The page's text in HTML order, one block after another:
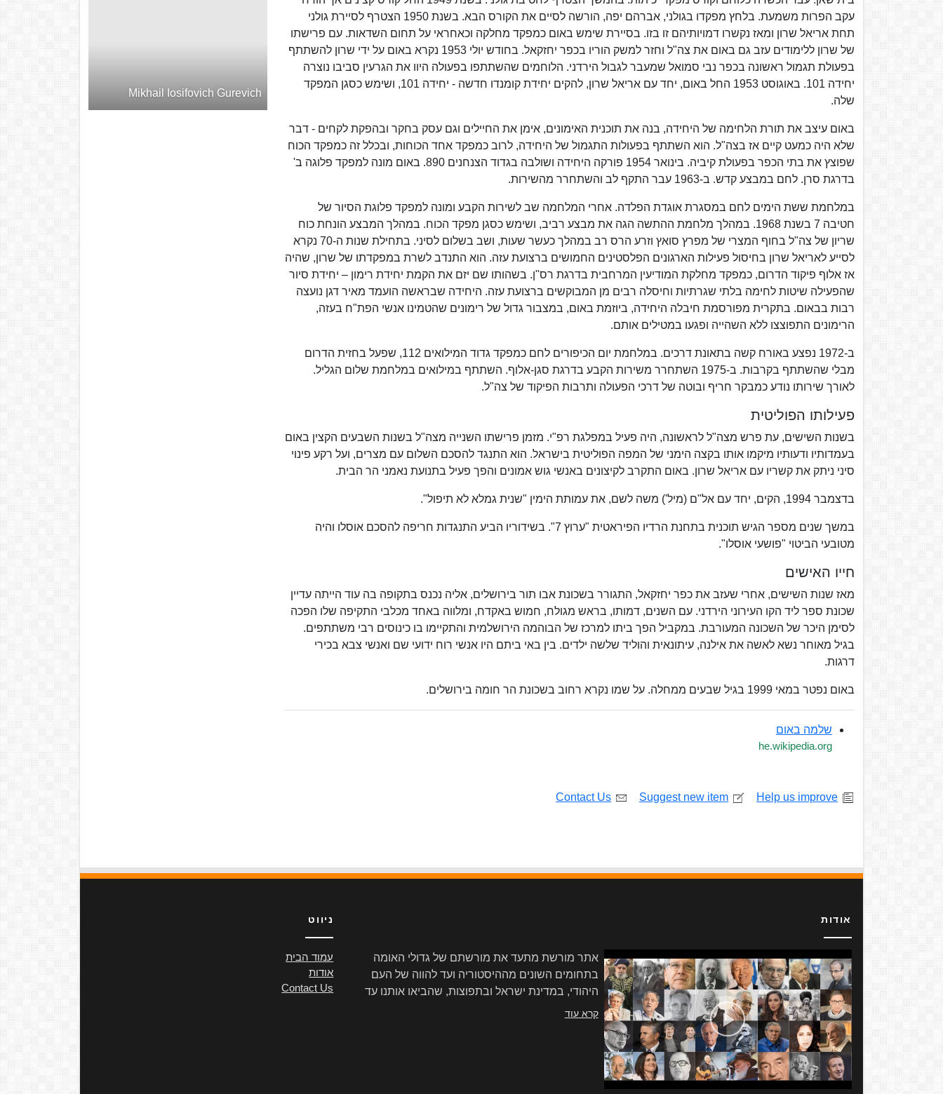
עקב הפרות משמעת. בלחץ מפקדו בגולני, אברהם יפה, הורשה לסיים את הקורס הבא. בשנת 1950 הצטרף לסיירת גולני
תחת אריאל שרון ומאז נקשרו דמויותיהם זו בזו. בסיירת שימש באום כמפקד מחלקה וכאחראי על תחום השדאות. עם פרישתו
של שרון ללימודים עזב גם באום את צה"ל וחזר למשק הוריו בכפר יחזקאל. בחודש יולי 1953 נקרא באום על ידי שרון להשתתף
בפעולת תגמול ראשונה בכפר נבי סמואל שמעבר לגבול הירדני. הלוחמים שהשתתפו בפעולה היוו את הגרעין סביבו נוצרה
יחידה 101. באוגוסט 1953 החל באום, יחד עם אריאל שרון, להקים יחידת קומנדו חדשה - יחידה 101, ושימש כסגן המפקד
שלה.
באום עיצב את תורת הלחימה של היחידה, בנה את תוכנית האימונים, אימן את החיילים וגם עסק בחקר ובהפקת לקחים - דבר
שלא היה כמעט קיים אז בצה"ל. הוא השתתף בפעולות התגמול של היחידה, לרוב כמפקד אחד הכוחות, ובכלל זה כמפקד הכוח
שפוצץ את בתי הכפר בפעולת קיביה. בינואר 1954 פורקה היחידה ושולבה בגדוד הצנחנים 890. באום מונה למפקד פלוגה ב'
בדרגת סרן. לחם במבצע קדש. ב-1963 עבר התקף לב והשתחרר מהשירות.
במלחמת ששת הימים לחם במסגרת אוגדת הפלדה. אחרי המלחמה שב לשירות הקבע ומונה למפקד פלוגת הסיור של
חטיבה 7 בשנת 1968. במהלך מלחמת ההתשה הגה את מבצע רביב, ושימש כסגן מפקד הכוח. במהלך המבצע הונחת כוח
שריון של צה"ל בחוף המצרי של מפרץ סואץ וזרע הרס רב במהלך כעשר שעות, ושב בשלום לסיני. בתחילת שנות ה-70 נקרא
לסייע לאריאל שרון בחיסול פעילות הארגונים הפלסטינים החמושים ברצועת עזה. הוא התנדב לשרת במפקדתו של שרון, שהיה
אז אלוף פיקוד הדרום, כמפקד מחלקת המודיעין המרחבית בדרגת רס"ן. בשהותו שם יזם את הקמת יחידת רימון – יחידת סיור
שהפעילה שיטות לחימה בלתי שגרתיות וחיסלה רבים מן המבוקשים ברצועת עזה. היחידה שבראשה הועמד מאיר דגן נועצה
רבות בבאום. בתקרית מפורסמת חיבלה היחידה, ביוזמת באום, במצבור גדול של רימונים שהטמינו אנשי הפת"ח בעזה,
הרימונים התפוצצו ללא השהייה ופגעו במטילים אותם.
ב-1972 נפצע באורח קשה בתאונת דרכים. במלחמת יום הכיפורים לחם כמפקד גדוד המילואים 112, שפעל בחזית הדרום
מבלי שהשתתף בקרבות. ב-1975 השתחרר משירות הקבע בדרגת סגן-אלוף. השתתף במילואים במלחמת שלום הגליל.
לאורך שירותו נודע כמבקר חריף ובוטה של דרכי הפעולה ותרבות הפיקוד של צה"ל.
פעילותו הפוליטית
בשנות השישים, עת פרש מצה"ל לראשונה, היה פעיל במפלגת רפ"י. מזמן פרישתו השנייה מצה"ל בשנות השבעים הקצין באום
בעמדותיו ודעותיו מיקמו אותו בקצה הימני של המפה הפוליטית בישראל. הוא התנגד להסכם השלום עם מצרים, ועל רקע פינוי
סיני ניתק את קשריו עם אריאל שרון. באום התקרב לקיצונים באנשי גוש אמונים והפך פעיל בתנועת נאמני הר הבית.
בדצמבר 1994, הקים, יחד עם אל"ם (מיל') משה לשם, את עמותת הימין "שנית גמלא לא תיפול".
במשך שנים מספר הגיש תוכנית בתחנת הרדיו הפיראטית "ערוץ 7". בשידוריו הביע התנגדות חריפה להסכם אוסלו והיה
מטובעי הביטוי "פושעי אוסלו".
חייו האישים
מאז שנות השישים, אחרי שעזב את כפר יחזקאל, התגורר בשכונת אבו תור בירושלים, אליה נכנס בתקופה בה עוד הייתה עדיין
שכונת ספר ליד הקו העירוני הירדני. עם השנים, דמותו, בראש מגולח, חמוש באקדח, ומלווה באחד מכלבי התקיפה שלו הפכה
לסימן היכר של השכונה המעורבת. במקביל הפך ביתו למרכז של הבוהמה הירושלמית והתקיימו בו כינוסים רבי משתתפים.
בגיל מאוחר נשא לאשה את אילנה, עיתונאית והוליד שלשה ילדים. בין באי ביתם היו אנשי רוח ידועי שם ואנשי צבא בכירי
דרגות.
באום נפטר במאי 1999 בגיל שבעים ממחלה. על שמו נקרא רחוב בשכונת הר חומה בירושלים.
שלמה באום
he.wikipedia.org
Help us improve
Suggest new item
Contact Us
Mikhail Iosifovich Gurevich
אודות
אתר מורשת מתעד את מורשתם של גדולי האומה
בתחומים השונים מההיסטוריה ועד להווה של העם
היהודי, במדינת ישראל ובתפוצות, שהביאו אותנו עד
קרא עוד
ניווט
עמוד הבית
אודות
Contact Us